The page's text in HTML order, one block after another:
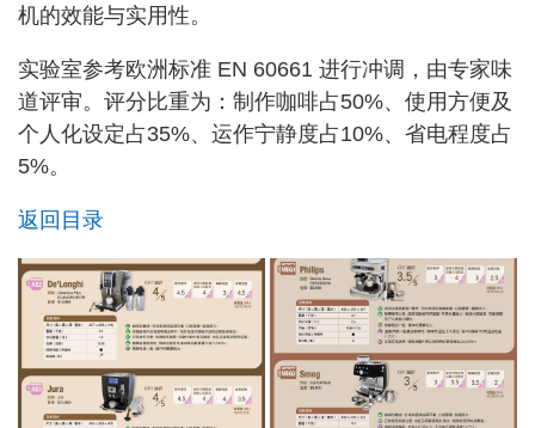
机的效能与实用性。
实验室参考欧洲标准 EN 60661 进行冲调，由专家味
道评审。评分比重为：制作咖啡占50%、使用方便及
个人化设定占35%、运作宁静度占10%、省电程度占
5%。
返回目录